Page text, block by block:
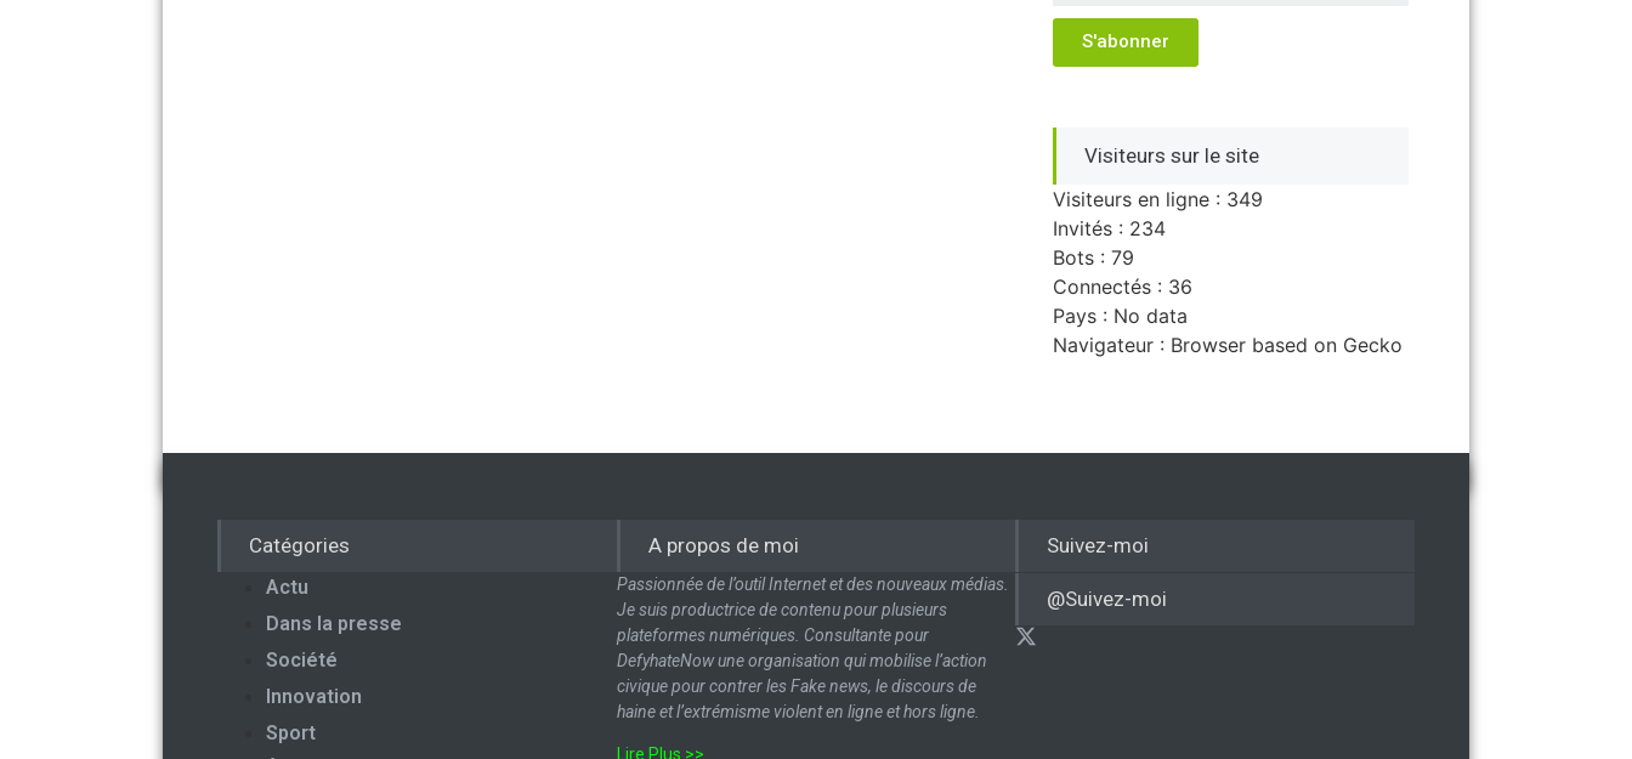
S'abonner
Visiteurs sur le site
Visiteurs en ligne : 349
Invités : 234
Bots : 79
Connectés : 36
Pays : No data
Navigateur : Browser based on Gecko
Catégories
Actu
Dans la presse
Société
Innovation
Sport
A propos de moi
Passionnée de l’outil Internet et des nouveaux médias.
Je suis productrice de contenu pour plusieurs
plateformes numériques. Consultante pour
DefyhateNow une organisation qui mobilise l’action
civique pour contrer les Fake news, le discours de
haine et l’extrémisme violent en ligne et hors ligne.
Lire Plus >>
Suivez-moi
@Suivez-moi